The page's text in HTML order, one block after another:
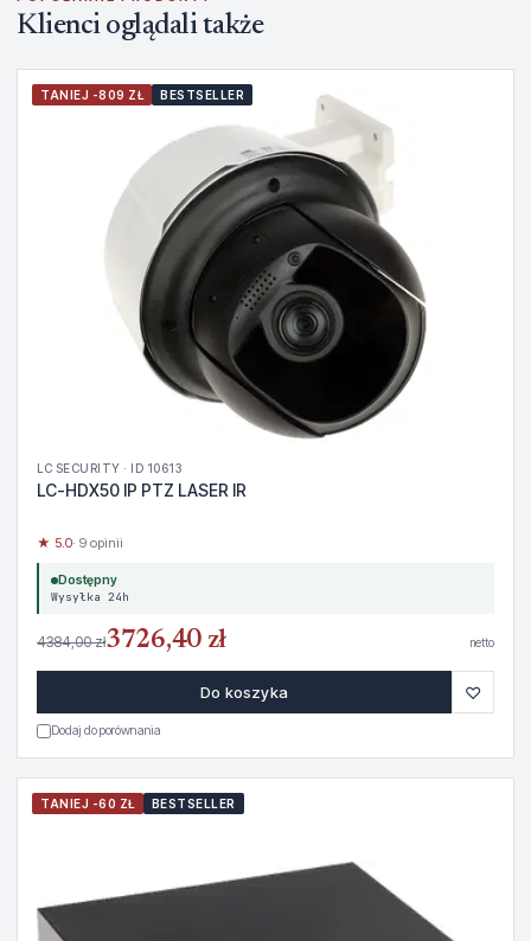
Klienci oglądali także
TANIEJ -809 ZŁ BESTSELLER
LC SECURITY · ID 10613
LC-HDX50 IP PTZ LASER IR
★ 5.0· 9 opinii
Dostępny
Wysyłka 24h
4384,00 zł3726,40 zł netto
Do koszyka ♡
Dodaj do porównania
TANIEJ -60 ZŁ BESTSELLER